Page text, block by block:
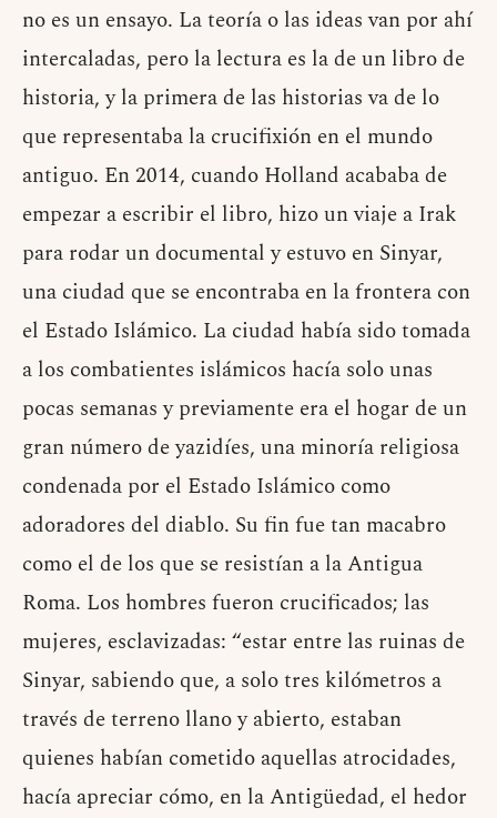
no es un ensayo. La teoría o las ideas van por ahí
intercaladas, pero la lectura es la de un libro de
historia, y la primera de las historias va de lo
que representaba la crucifixión en el mundo
antiguo. En 2014, cuando Holland acababa de
empezar a escribir el libro, hizo un viaje a Irak
para rodar un documental y estuvo en Sinyar,
una ciudad que se encontraba en la frontera con
el Estado Islámico. La ciudad había sido tomada
a los combatientes islámicos hacía solo unas
pocas semanas y previamente era el hogar de un
gran número de yazidíes, una minoría religiosa
condenada por el Estado Islámico como
adoradores del diablo. Su fin fue tan macabro
como el de los que se resistían a la Antigua
Roma. Los hombres fueron crucificados; las
mujeres, esclavizadas: “estar entre las ruinas de
Sinyar, sabiendo que, a solo tres kilómetros a
través de terreno llano y abierto, estaban
quienes habían cometido aquellas atrocidades,
hacía apreciar cómo, en la Antigüedad, el hedor